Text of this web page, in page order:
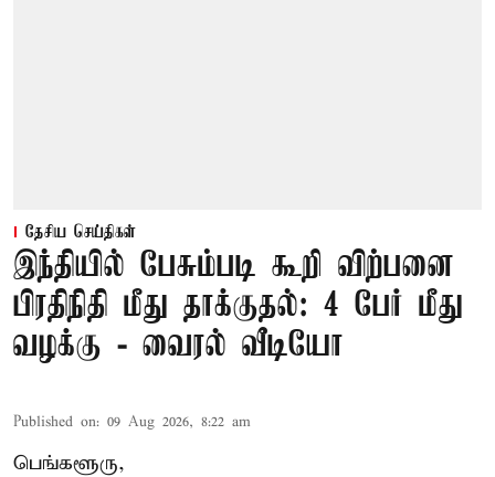
தேசிய செய்திகள்
இந்தியில் பேசும்படி கூறி விற்பனை
பிரதிநிதி மீது தாக்குதல்: 4 பேர் மீது
வழக்கு - வைரல் வீடியோ
Published on: 09 Aug 2026, 8:22 am
பெங்களூரு,